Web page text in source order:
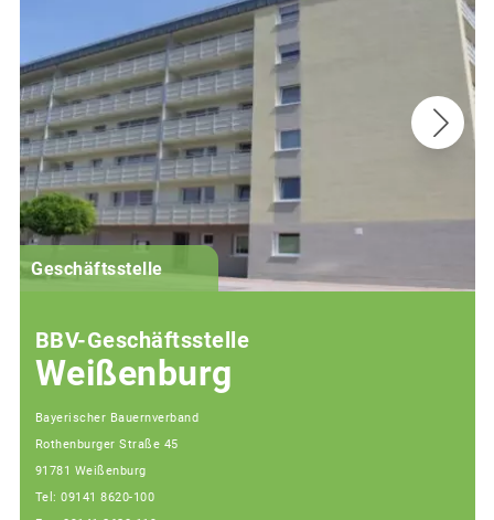
Geschäftsstelle
BBV-Geschäftsstelle
Weißenburg
Bayerischer Bauernverband
Rothenburger Straße 45
91781 Weißenburg
Tel: 09141 8620-100